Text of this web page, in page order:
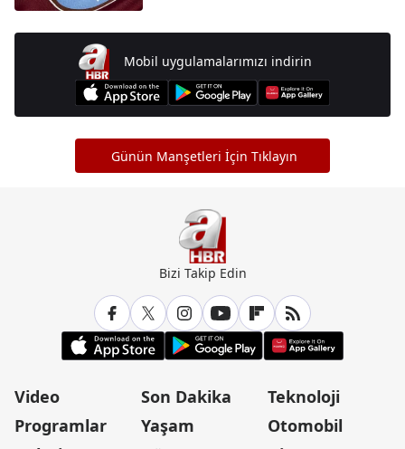
Mobil uygulamalarımızı indirin
Günün Manşetleri İçin Tıklayın
Bizi Takip Edin
Video
Programlar
Son Dakika
Yaşam
Teknoloji
Otomobil